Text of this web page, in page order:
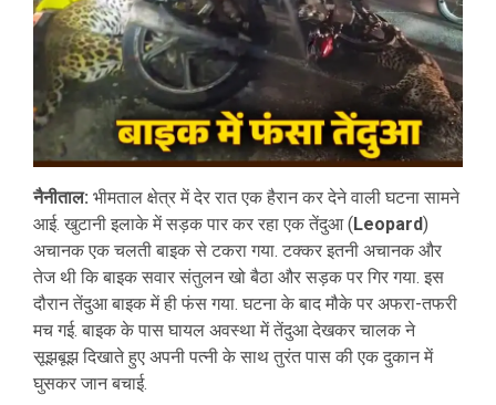
नैनीताल: भीमताल क्षेत्र में देर रात एक हैरान कर देने वाली घटना सामने
आई. खुटानी इलाके में सड़क पार कर रहा एक तेंदुआ (Leopard)
अचानक एक चलती बाइक से टकरा गया. टक्कर इतनी अचानक और
तेज थी कि बाइक सवार संतुलन खो बैठा और सड़क पर गिर गया. इस
दौरान तेंदुआ बाइक में ही फंस गया. घटना के बाद मौके पर अफरा-तफरी
मच गई. बाइक के पास घायल अवस्था में तेंदुआ देखकर चालक ने
सूझबूझ दिखाते हुए अपनी पत्नी के साथ तुरंत पास की एक दुकान में
घुसकर जान बचाई.